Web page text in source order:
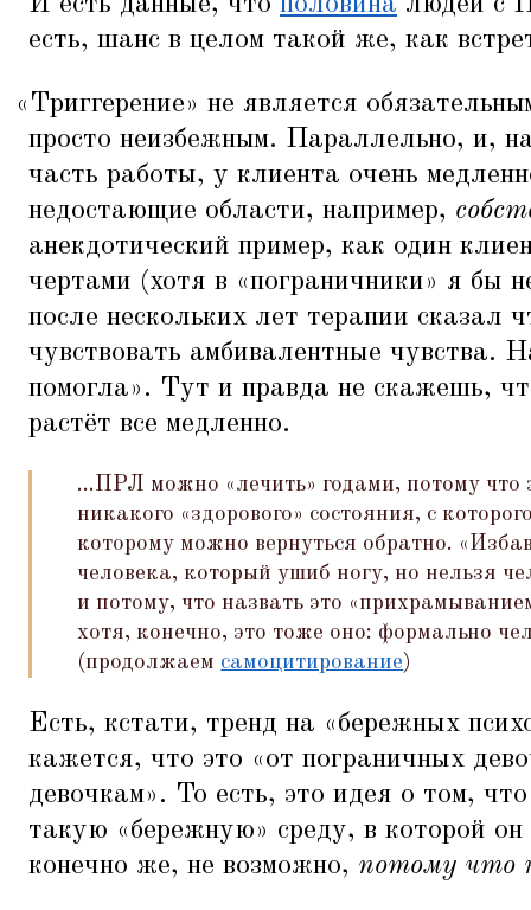
есть, шанс в целом такой же, как
« Триггерение» не является
просто неизбежным. Параллельно, и,
часть работы, у клиента очень
недостающие области, например,
анекдотический пример, как один
чертами (хотя в «пограничники» я бы
после нескольких лет терапии сказал
чувствовать амбивалентные чувства.
помогла». Тут и правда не скажешь,
растёт все медленно.
...ПРЛ можно «лечить» годами, потому что
никакого «здорового» состояния, с
которому можно вернуться обратно. «
человека, который ушиб ногу, но нельзя
и потому, что назвать это «
хотя, конечно, это тоже оно: формально
(продолжаем самоцитирование)
Есть, кстати, тренд на «бережных
кажется, что это «от пограничных
девочкам». То есть, это идея о том,
такую «бережную» среду, в которой
конечно же, не возможно, потому что